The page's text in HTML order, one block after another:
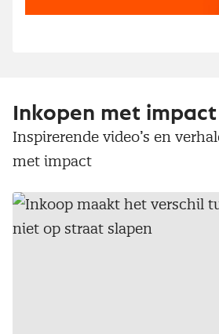
Inkopen met impact
Inspirerende video’s en
met impact